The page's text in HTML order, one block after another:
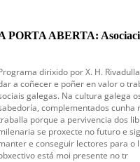
PORTA ABERTA:
dirixido por X. H.
a coñecer e poñer en valor o
galegas. Na cultura galega
complementados
porque a pervivencia dos
se proxecte no futuro e
e conseguir lectores para o
está moi presente no tr